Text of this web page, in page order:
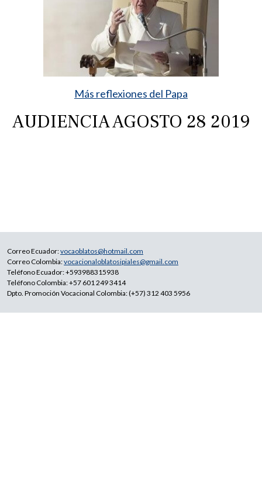
Más reflexiones del Papa
AUDIENCIA AGOSTO 28 2019
Correo Ecuador:vocaoblatos@hotmail.com
Correo Colombia:vocacionaloblatosipiales@gmail.com
Teléfono Ecuador: +593988315938
Teléfono Colombia: +57 601 249 3414
Dpto. Promoción Vocacional Colombia: (+57) 312 403 5956